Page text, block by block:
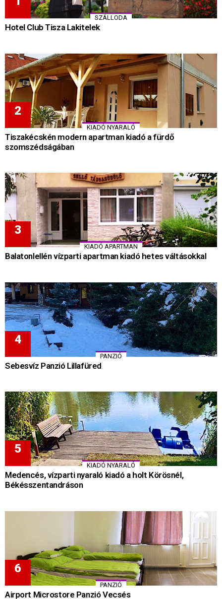
SZÁLLODA
Hotel Club Tisza Lakitelek
KIADÓ NYARALÓ
Tiszakécskén modern apartman kiadó a fürdő
szomszédságában
KIADÓ APARTMAN
Balatonlellén vízparti apartman kiadó hetes váltásokkal
PANZIÓ
Sebesvíz Panzió Lillafüred
KIADÓ NYARALÓ
Medencés, vízparti nyaraló kiadó a holt Körösnél,
Békésszentandráson
PANZIÓ
Airport Microstore Panzió Vecsés